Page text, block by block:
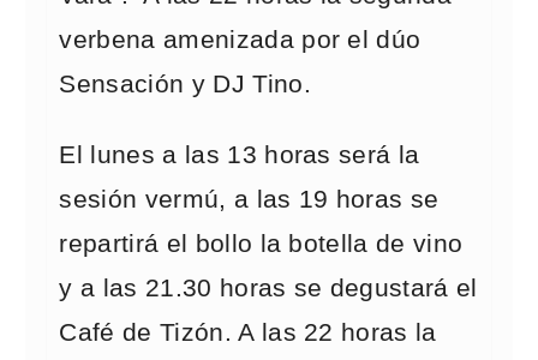
verbena amenizada por el dúo
Sensación y DJ Tino.
El lunes a las 13 horas será la
sesión vermú, a las 19 horas se
repartirá el bollo la botella de vino
y a las 21.30 horas se degustará el
Café de Tizón. A las 22 horas la